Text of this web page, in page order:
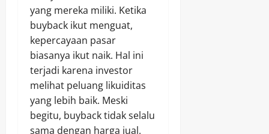
yang mereka miliki. Ketika
buyback ikut menguat,
kepercayaan pasar
biasanya ikut naik. Hal ini
terjadi karena investor
melihat peluang likuiditas
yang lebih baik. Meski
begitu, buyback tidak selalu
sama dengan harga jual.